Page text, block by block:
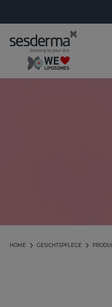
GESICHTSPFLEGE
HOME